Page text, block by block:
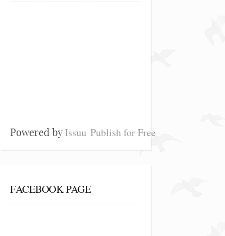
Powered byIssuu Publish for Free
FACEBOOK PAGE